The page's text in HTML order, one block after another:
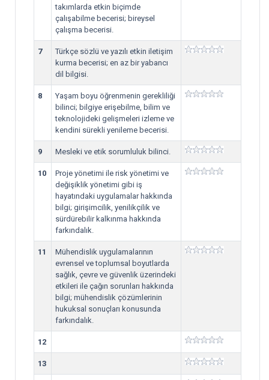
takımlarda etkin biçimde
çalışabilme becerisi; bireysel
çalışma becerisi.
7
Türkçe sözlü ve yazılı etkin iletişim
kurma becerisi; en az bir yabancı
dil bilgisi.
8
Yaşam boyu öğrenmenin gerekliliği
bilinci; bilgiye erişebilme, bilim ve
teknolojideki gelişmeleri izleme ve
kendini sürekli yenileme becerisi.
9 Mesleki ve etik sorumluluk bilinci.
10
Proje yönetimi ile risk yönetimi ve
değişiklik yönetimi gibi iş
hayatındaki uygulamalar hakkında
bilgi; girişimcilik, yenilikçilik ve
sürdürebilir kalkınma hakkında
farkındalık.
11
Mühendislik uygulamalarının
evrensel ve toplumsal boyutlarda
sağlık, çevre ve güvenlik üzerindeki
etkileri ile çağın sorunları hakkında
bilgi; mühendislik çözümlerinin
hukuksal sonuçları konusunda
farkındalık.
12
13